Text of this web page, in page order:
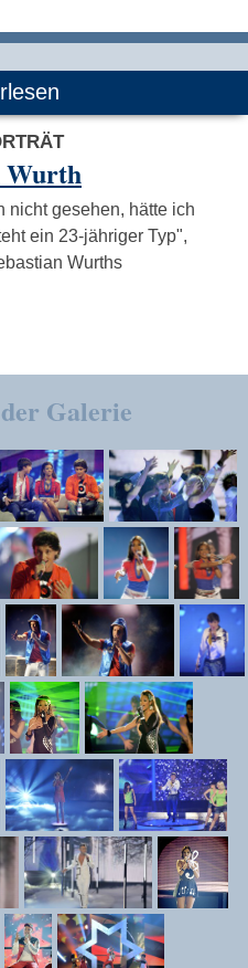
Wurth
nicht gesehen, hätte ich
ein 23-jähriger Typ",
Wurths
Galerie